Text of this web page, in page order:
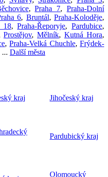
,Praha 7,Praha-Dolní
6, Bruntál,Praha-Koloděje,
18,Praha-Řeporyje, Pardubice,
Prostějov,Mělník,Kutná Hora,
,Praha-Velká Chuchle,Frýdek-
... Další města
kraj Jihočeský kraj
Pardubický kraj
Olomoucký